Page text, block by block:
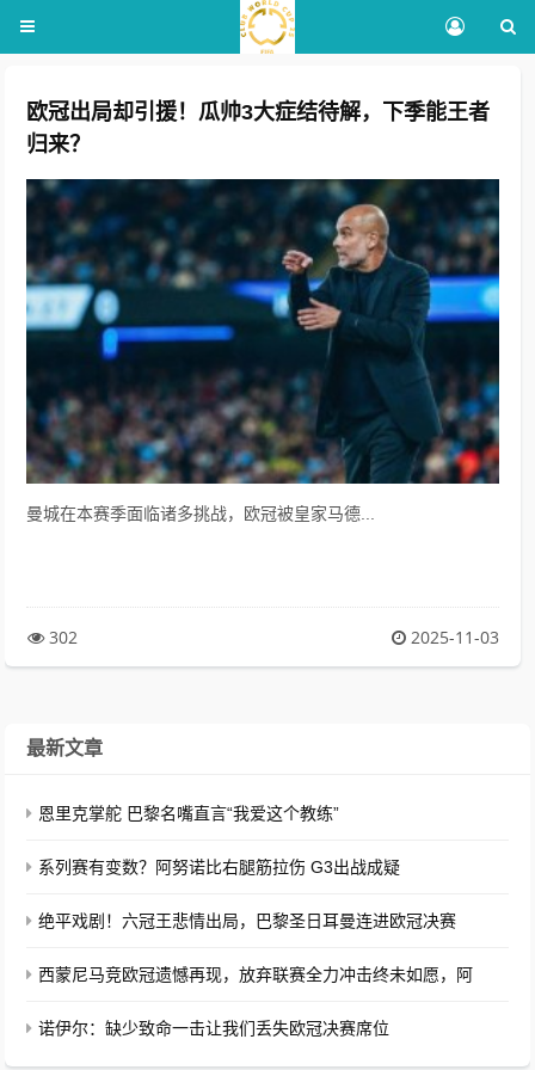
欧冠出局却引援！瓜帅3大症结待解，下季能王者
归来？
曼城在本赛季面临诸多挑战，欧冠被皇家马德...
302 2025-11-03
最新文章
恩里克掌舵 巴黎名嘴直言“我爱这个教练”
系列赛有变数？阿努诺比右腿筋拉伤 G3出战成疑
绝平戏剧！六冠王悲情出局，巴黎圣日耳曼连进欧冠决赛
西蒙尼马竞欧冠遗憾再现，放弃联赛全力冲击终未如愿，阿
诺伊尔：缺少致命一击让我们丢失欧冠决赛席位